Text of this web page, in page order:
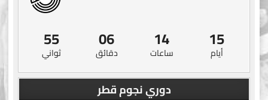
15
أيام
14
ساعات
06
دقائق
54
ثواني
دوري نجوم قطر